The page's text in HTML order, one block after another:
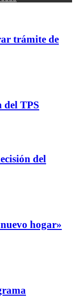
trámite de
del TPS
del
hogar»